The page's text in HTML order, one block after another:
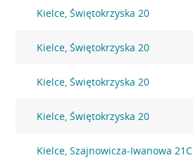
Kielce, Świętokrzyska 20
Kielce, Świętokrzyska 20
Kielce, Świętokrzyska 20
Kielce, Świętokrzyska 20
Kielce, Szajnowicza-Iwanowa 21C